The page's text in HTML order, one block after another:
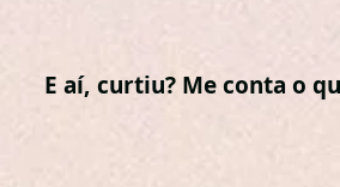
E aí, curtiu? Me conta o